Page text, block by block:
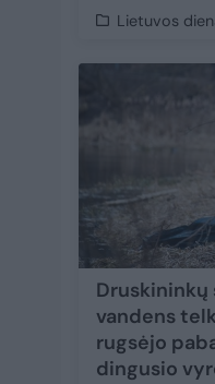
Lietuvos
vandens
rugsėjo
dingusio